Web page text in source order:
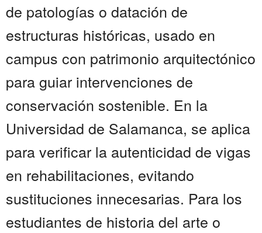
de patologías o datación de
estructuras históricas, usado en
campus con patrimonio arquitectónico
para guiar intervenciones de
conservación sostenible. En la
Universidad de Salamanca, se aplica
para verificar la autenticidad de vigas
en rehabilitaciones, evitando
sustituciones innecesarias. Para los
estudiantes de historia del arte o